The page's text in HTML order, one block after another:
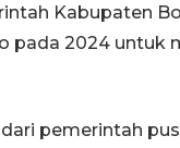
Kabupaten
pada 2024 untuk
pemerintah